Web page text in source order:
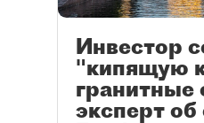
Инвестор
"кипящую
гранитные
эксперт об